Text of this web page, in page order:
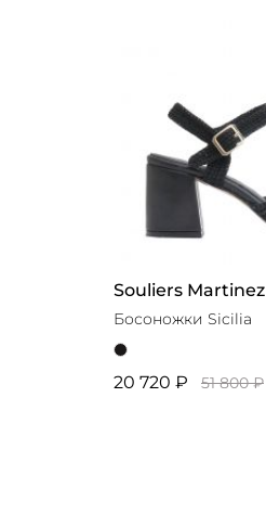
Souliers Martinez
Босоножки Sicilia
20 720 ₽ 51 800 ₽